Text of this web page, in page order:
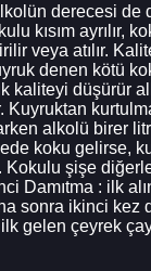
derecesi de
kısım ayrılır,
veya atılır.
denen kötü
kaliteyi düşürür
Kuyruktan
alkolü birer
koku gelirse,
Kokulu şişe
Damıtma : ilk
sonra ikinci kez
gelen çeyrek